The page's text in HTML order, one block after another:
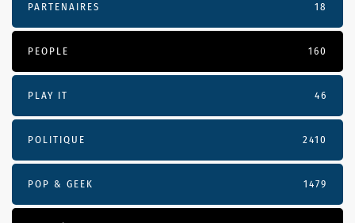
PARTENAIRES 18
PEOPLE 160
PLAY IT 46
POLITIQUE 2410
POP & GEEK 1479